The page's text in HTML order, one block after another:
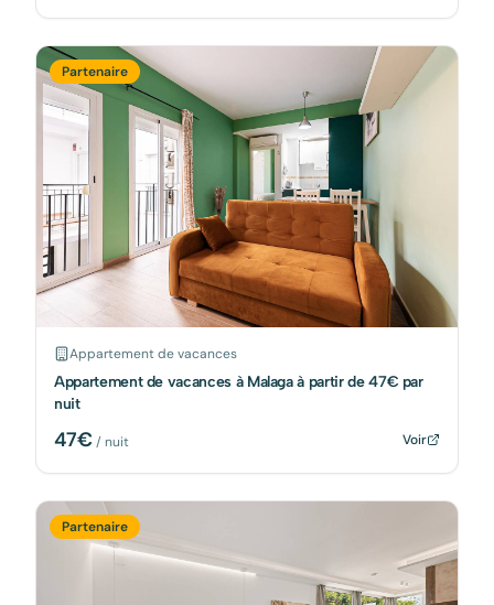
Partenaire
Appartement de vacances
Appartement de vacances à Malaga à partir de 47€ par
nuit
47€/ nuit Voir
Partenaire